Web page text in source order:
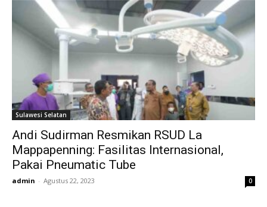
Sulawesi Selatan
Andi Sudirman Resmikan RSUD La
Mappapenning: Fasilitas Internasional,
Pakai Pneumatic Tube
admin - Agustus 22, 2023 0